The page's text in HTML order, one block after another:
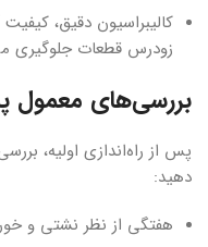
کالیبراسیون دقیق،
زودرس قطعات جلوگیری
بررسی‌های معمول
پس از راه‌اندازی اولیه،
دهید:
هفتگی از نظر نشتی و